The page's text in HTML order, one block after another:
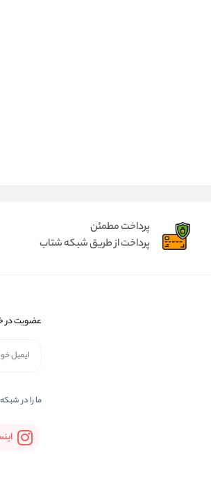
پرداخت مطمئن
پرداخت از طریق شبکه شتاب
عضویت در
ما را در